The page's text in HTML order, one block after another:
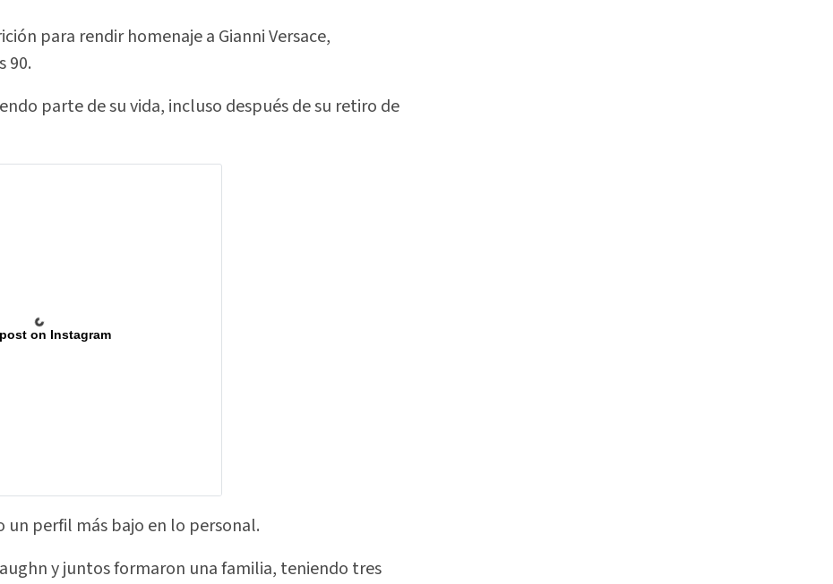
para rendir homenaje a Gianni Versace,
90.
parte de su vida, incluso después de su retiro de
on Instagram
un perfil más bajo en lo personal.
y juntos formaron una familia, teniendo tres